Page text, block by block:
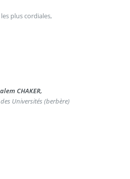
plus cordiales,
CHAKER,
Universités (berbère)